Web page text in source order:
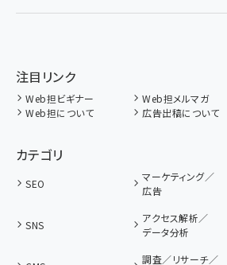
注目リンク
Web担ビギナー Web担メルマガ
Web担について
広告出稿について
カテゴリ
SEO
マーケティング／
広告
SNS
アクセス解析／
データ分析
調査／リサーチ／